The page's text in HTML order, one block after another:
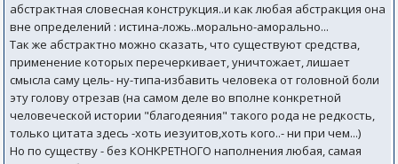
абстрактная словесная конструкция..и как любая абстракция она
вне определений : истина-ложь..морально-аморально...
Так же абстрактно можно сказать, что существуют средства,
применение которых перечеркивает, уничтожает, лишает
смысла саму цель- ну-типа-избавить человека от головной боли
эту голову отрезав (на самом деле во вполне конкретной
человеческой истории "благодеяния" такого рода не редкость,
только цитата здесь -хоть иезуитов,хоть кого..- ни при чем...)
Но по существу - без КОНКРЕТНОГО наполнения любая, самая